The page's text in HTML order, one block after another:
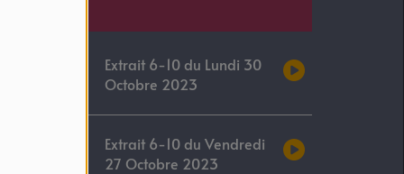
Extrait 6-10 du Lundi 30
Octobre 2023
Extrait 6-10 du Vendredi
27 Octobre 2023